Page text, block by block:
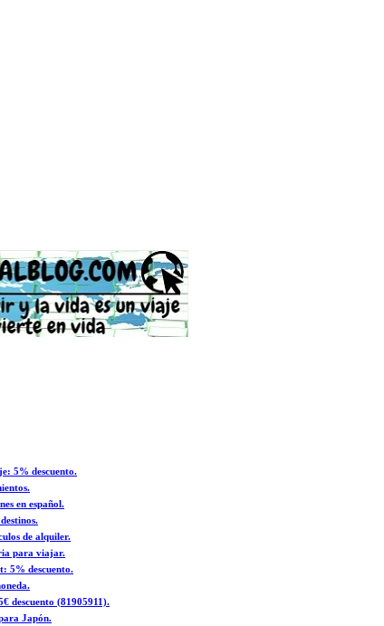
5% descuento.
en español.
de alquiler.
para viajar.
5% descuento.
descuento (81905911).
Japón.